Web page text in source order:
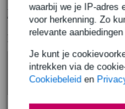
waarbij we je IP-adres
voor herkenning. Zo
relevante aanbiedingen
Je kunt je
intrekken via de
Cookiebeleid en
Bekijk alle
Bekijk ook eens (4)